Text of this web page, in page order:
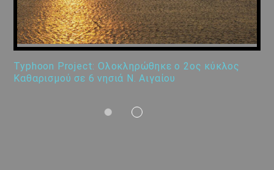
Typhoon Project: Ολοκληρώθηκε ο 2ος κύκλος
Καθαρισμού σε 6 νησιά Ν. Αιγαίου